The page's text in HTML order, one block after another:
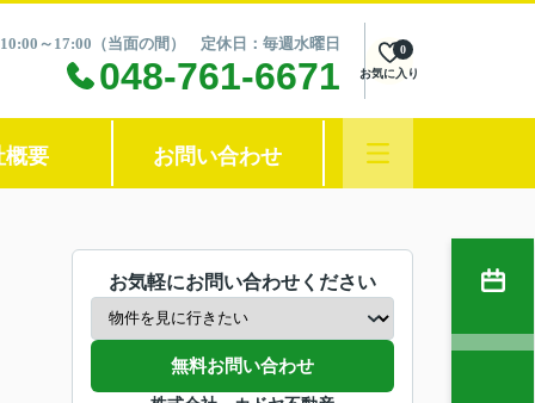
～17:00（当面の間） 定休日：毎週水曜日
048-761-6671 お気に入り
0
概要 お問い合わせ
お気軽にお問い合わせください
無料お問い合わせ